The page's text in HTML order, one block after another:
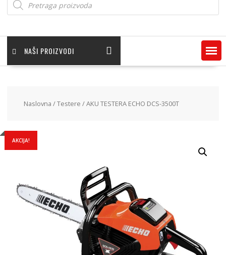
NAŠI PROIZVODI
Naslovna /Testere / AKU TESTERA ECHO DCS-3500T
AKCIJA!